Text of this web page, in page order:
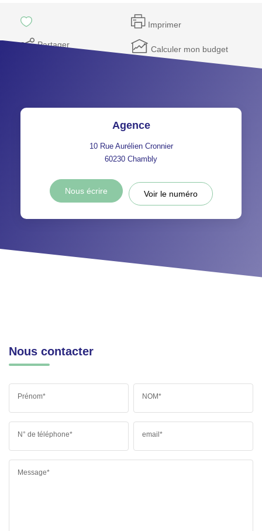
Imprimer
Partager Calculer mon budget
Agence
10 Rue Aurélien Cronnier
60230 Chambly
Nous écrire Voir le numéro
Nous contacter
Prénom* NOM*
N° de téléphone* email*
Message*